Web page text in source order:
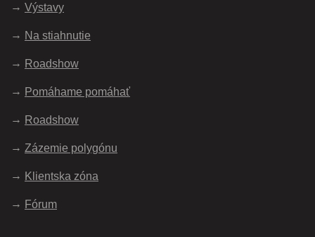
Výstavy
Na stiahnutie
Roadshow
Pomáhame pomáhať
Roadshow
Zázemie polygónu
Klientska zóna
Fórum